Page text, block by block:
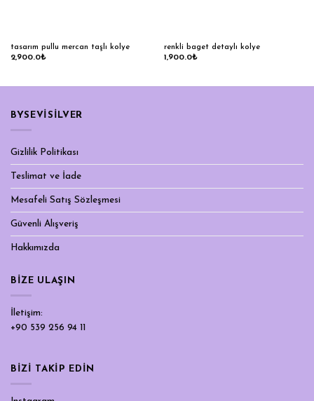
tasarım pullu mercan taşlı kolye
2,900.0₺
renkli baget detaylı kolye
1,900.0₺
BYSEVİSİLVER
Gizlilik Politikası
Teslimat ve İade
Mesafeli Satış Sözleşmesi
Güvenli Alışveriş
Hakkımızda
BIZE ULAŞIN
İletişim:
+90 539 256 94 11
BİZİ TAKİP EDİN